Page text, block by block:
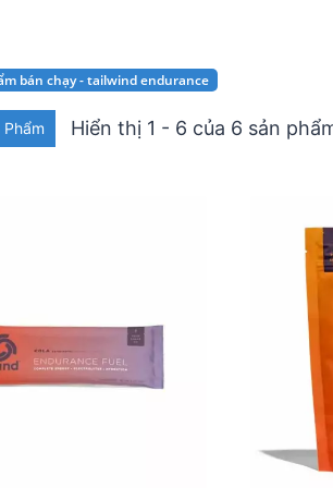
bán chạy - tailwind endurance
Phẩm Hiển thị 1 - 6 của 6 sản